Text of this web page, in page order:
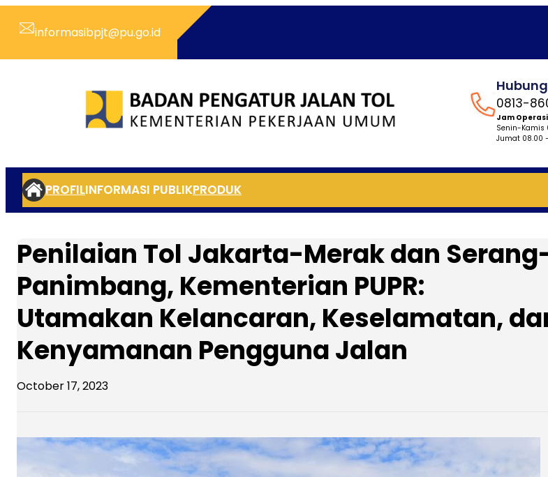
informasibpjt@pu.go.id
0813-
Jam
Senin-Kamis
Jumat 08.00
PROFILINFORMASI PUBLIKPRODUK
Penilaian Tol Jakarta-Merak dan
Panimbang, Kementerian PUPR:
Utamakan Kelancaran, Keselamatan,
Kenyamanan Pengguna Jalan
October 17, 2023